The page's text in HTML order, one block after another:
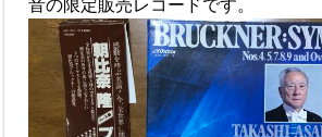
音の限定販売レコードです。